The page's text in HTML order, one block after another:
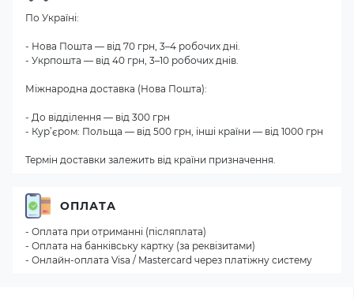
По Україні:
- Нова Пошта — від 70 грн, 3–4 робочих дні.
- Укрпошта — від 40 грн, 3–10 робочих днів.
Міжнародна доставка (Нова Пошта):
- До відділення — від 300 грн
- Кур’єром: Польща — від 500 грн, інші країни — від 1000 грн
Термін доставки залежить від країни призначення.
ОПЛАТА
- Оплата при отриманні (післяплата)
- Оплата на банківську картку (за реквізитами)
- Онлайн-оплата Visa / Mastercard через платіжну систему